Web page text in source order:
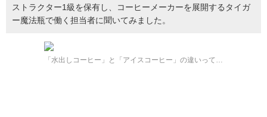
ストラクター1級を保有し、コーヒーメーカーを展開するタイガ
ー魔法瓶で働く担当者に聞いてみました。
「水出しコーヒー」と「アイスコーヒー」の違いって…